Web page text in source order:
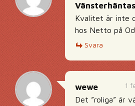
Kvalitet är inte
hos Netto på
Svara
1
wewe
Det ”roliga” är